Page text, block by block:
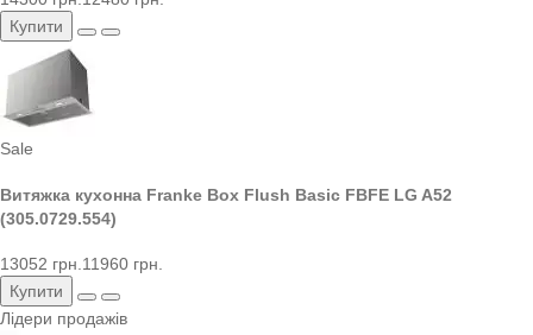
Купити
Sale
Витяжка кухонна Franke Box Flush Basic FBFE LG A52
(305.0729.554)
13052 грн.11960 грн.
Купити
Лідери продажів